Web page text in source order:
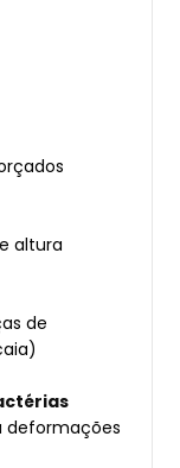
altura
de
deformações